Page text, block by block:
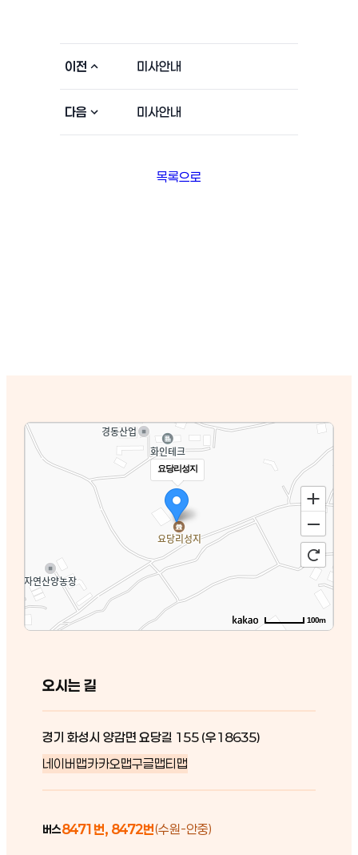
이전 미사안내
다음 미사안내
목록으로
요당리성지
100m
오시는 길
경기 화성시 양감면 요당길 155 (우18635)
네이버맵카카오맵구글맵티맵
버스8471번, 8472번(수원-안중)